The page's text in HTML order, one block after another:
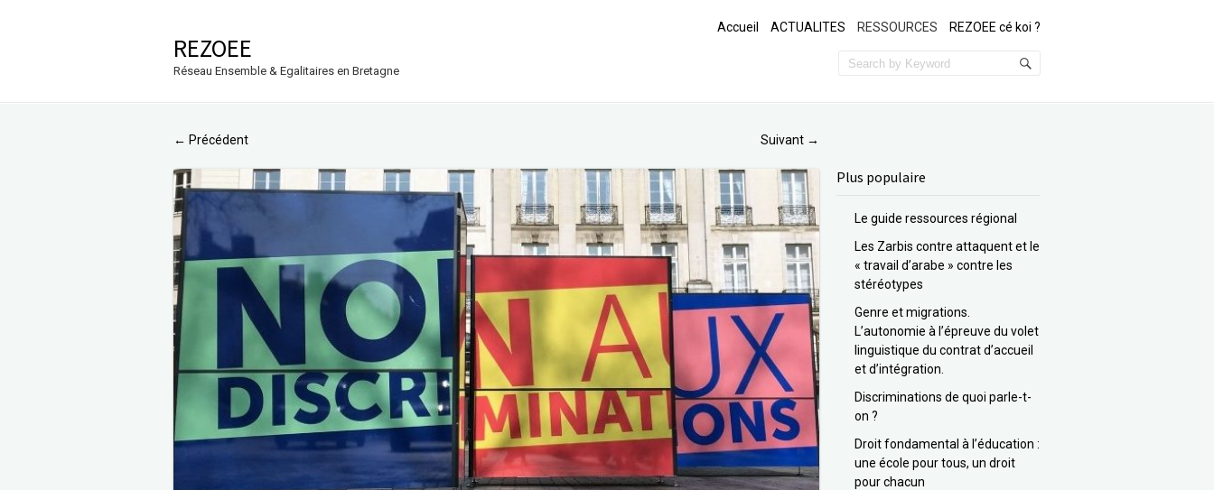
REZOEE
Réseau Ensemble & Egalitaires en Bretagne
Accueil ACTUALITES RESSOURCES REZOEE cé koi ?
← Précédent Suivant →
Plus populaire
Le guide ressources régional
Les Zarbis contre attaquent et le
« travail d’arabe » contre les
stéréotypes
Genre et migrations.
L’autonomie à l’épreuve du volet
linguistique du contrat d’accueil
et d’intégration.
Discriminations de quoi parle-t-
on ?
Droit fondamental à l’éducation :
une école pour tous, un droit
pour chacun